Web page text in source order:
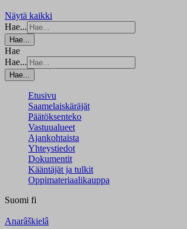
Näytä kaikki
Hae...
Hae...
Hae
Hae...
Hae...
Etusivu
Saamelaiskäräjät
Päätöksenteko
Vastuualueet
Ajankohtaista
Yhteystiedot
Dokumentit
Kääntäjät ja tulkit
Oppimateriaalikauppa
Suomi fi
Anarâškielâ